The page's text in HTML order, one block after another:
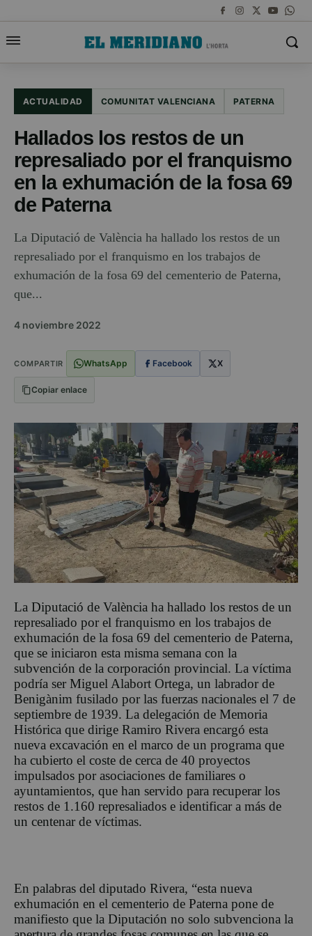
ACTUALIDAD COMUNITAT VALENCIANA PATERNA
Hallados los restos de un
represaliado por el franquismo
en la exhumación de la fosa 69
de Paterna
La Diputació de València ha hallado los restos de un
represaliado por el franquismo en los trabajos de
exhumación de la fosa 69 del cementerio de Paterna,
que...
4 noviembre 2022
COMPARTIR WhatsApp Facebook X
Copiar enlace
La Diputació de València ha hallado los restos de un
represaliado por el franquismo en los trabajos de
exhumación de la fosa 69 del cementerio de Paterna,
que se iniciaron esta misma semana con la
subvención de la corporación provincial. La víctima
podría ser Miguel Alabort Ortega, un labrador de
Benigànim fusilado por las fuerzas nacionales el 7 de
septiembre de 1939. La delegación de Memoria
Histórica que dirige Ramiro Rivera encargó esta
nueva excavación en el marco de un programa que
ha cubierto el coste de cerca de 40 proyectos
impulsados por asociaciones de familiares o
ayuntamientos, que han servido para recuperar los
restos de 1.160 represaliados e identificar a más de
un centenar de víctimas.
En palabras del diputado Rivera, “esta nueva
exhumación en el cementerio de Paterna pone de
manifiesto que la Diputación no solo subvenciona la